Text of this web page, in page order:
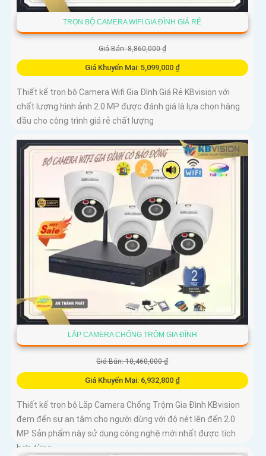
TRỌN BỘ CAMERA WIFI GIA ĐÌNH GIÁ RẺ
Giá Bán: 8,860,000 ₫
Giá Khuyến Mại: 5,099,000 ₫
Thiết kế trọn bộ Camera Wifi Gia Đình Giá Rẻ KBvision với
chất lượng hình ảnh 2.0 MP được đánh giá là lựa chọn hàng
đầu cho công trình giá rẻ chất lượng
LẮP CAMERA CHỐNG TRỘM GIA ĐÌNH
Giá Bán: 10,460,000 ₫
Giá Khuyến Mại: 6,932,800 ₫
Thiết kế trọn bộ Lắp Camera Chống Trộm Gia Đình KBvision
đem đến sự an tâm cho người dùng với độ nét lên đến 2.0
MP. Sản phẩm này sử dụng công nghệ mới nhất được tích
hợp từng...